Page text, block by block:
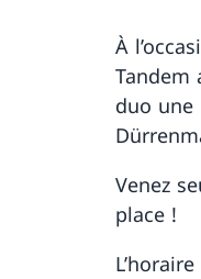
À
Tandem
duo une
Venez
place !